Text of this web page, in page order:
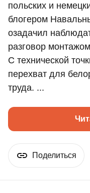
польских и
блогером
озадачил
разговор
С технической
перехват для
труда. ...
Поделиться